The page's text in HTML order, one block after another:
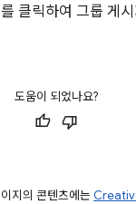
를 클릭하여 그룹 게
도움이 되었나요?
지의 콘텐츠에는